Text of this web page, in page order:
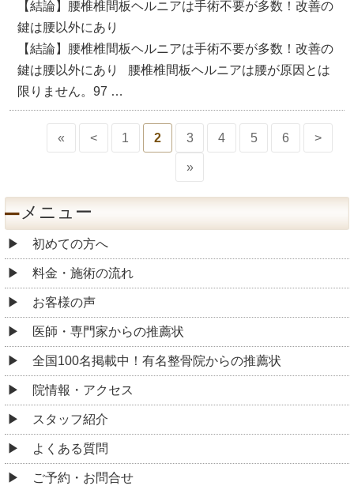
【結論】腰椎椎間板ヘルニアは手術不要が多数！改善の
鍵は腰以外にあり
【結論】腰椎椎間板ヘルニアは手術不要が多数！改善の
鍵は腰以外にあり 腰椎椎間板ヘルニアは腰が原因とは
限りません。97 …
« < 1 2 3 4 5 6 >
»
メニュー
初めての方へ
料金・施術の流れ
お客様の声
医師・専門家からの推薦状
全国100名掲載中！有名整骨院からの推薦状
院情報・アクセス
スタッフ紹介
よくある質問
ご予約・お問合せ